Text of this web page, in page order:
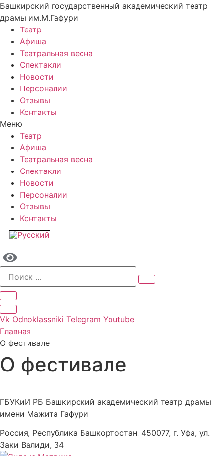
Башкирский государственный академический театр
драмы им.М.Гафури
Театр
Афиша
Театральная весна
Спектакли
Новости
Персоналии
Отзывы
Контакты
Меню
Театр
Афиша
Театральная весна
Спектакли
Новости
Персоналии
Отзывы
Контакты
Vk Odnoklassniki Telegram Youtube
Главная
О фестивале
О фестивале
ГБУКиИ РБ Башкирский академический театр драмы
имени Мажита Гафури
Россия, Республика Башкортостан, 450077, г. Уфа, ул.
Заки Валиди, 34